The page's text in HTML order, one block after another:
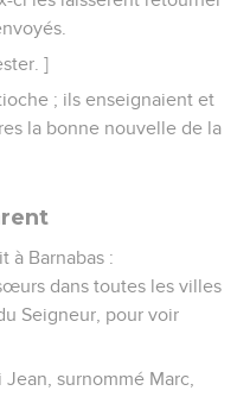
]
; ils enseignaient et
la bonne nouvelle de la
à Barnabas :
dans toutes les villes
Seigneur, pour voir
surnommé Marc,